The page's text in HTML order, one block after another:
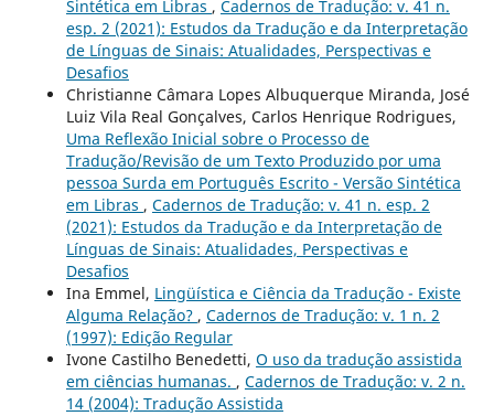
Sintética em Libras , Cadernos de Tradução: v. 41 n.
esp. 2 (2021): Estudos da Tradução e da Interpretação
de Línguas de Sinais: Atualidades, Perspectivas e
Desafios
Christianne Câmara Lopes Albuquerque Miranda, José
Luiz Vila Real Gonçalves, Carlos Henrique Rodrigues,
Uma Reflexão Inicial sobre o Processo de
Tradução/Revisão de um Texto Produzido por uma
pessoa Surda em Português Escrito - Versão Sintética
em Libras , Cadernos de Tradução: v. 41 n. esp. 2
(2021): Estudos da Tradução e da Interpretação de
Línguas de Sinais: Atualidades, Perspectivas e
Desafios
Ina Emmel, Lingüística e Ciência da Tradução - Existe
Alguma Relação? , Cadernos de Tradução: v. 1 n. 2
(1997): Edição Regular
Ivone Castilho Benedetti, O uso da tradução assistida
em ciências humanas. , Cadernos de Tradução: v. 2 n.
14 (2004): Tradução Assistida